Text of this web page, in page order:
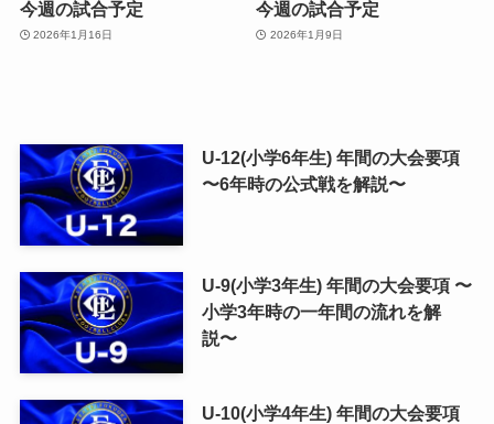
今週の試合予定
2026年1月16日
今週の試合予定
2026年1月9日
U-12(小学6年生) 年間の大会要項
〜6年時の公式戦を解説〜
U-9(小学3年生) 年間の大会要項 〜
小学3年時の一年間の流れを解
説〜
U-10(小学4年生) 年間の大会要項